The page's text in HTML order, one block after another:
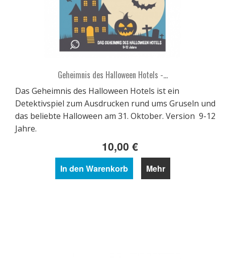
Geheimnis des Halloween Hotels -...
Das Geheimnis des Halloween Hotels ist ein
Detektivspiel zum Ausdrucken rund ums Gruseln und
das beliebte Halloween am 31. Oktober. Version 9-12
Jahre.
10,00 €
In den Warenkorb Mehr